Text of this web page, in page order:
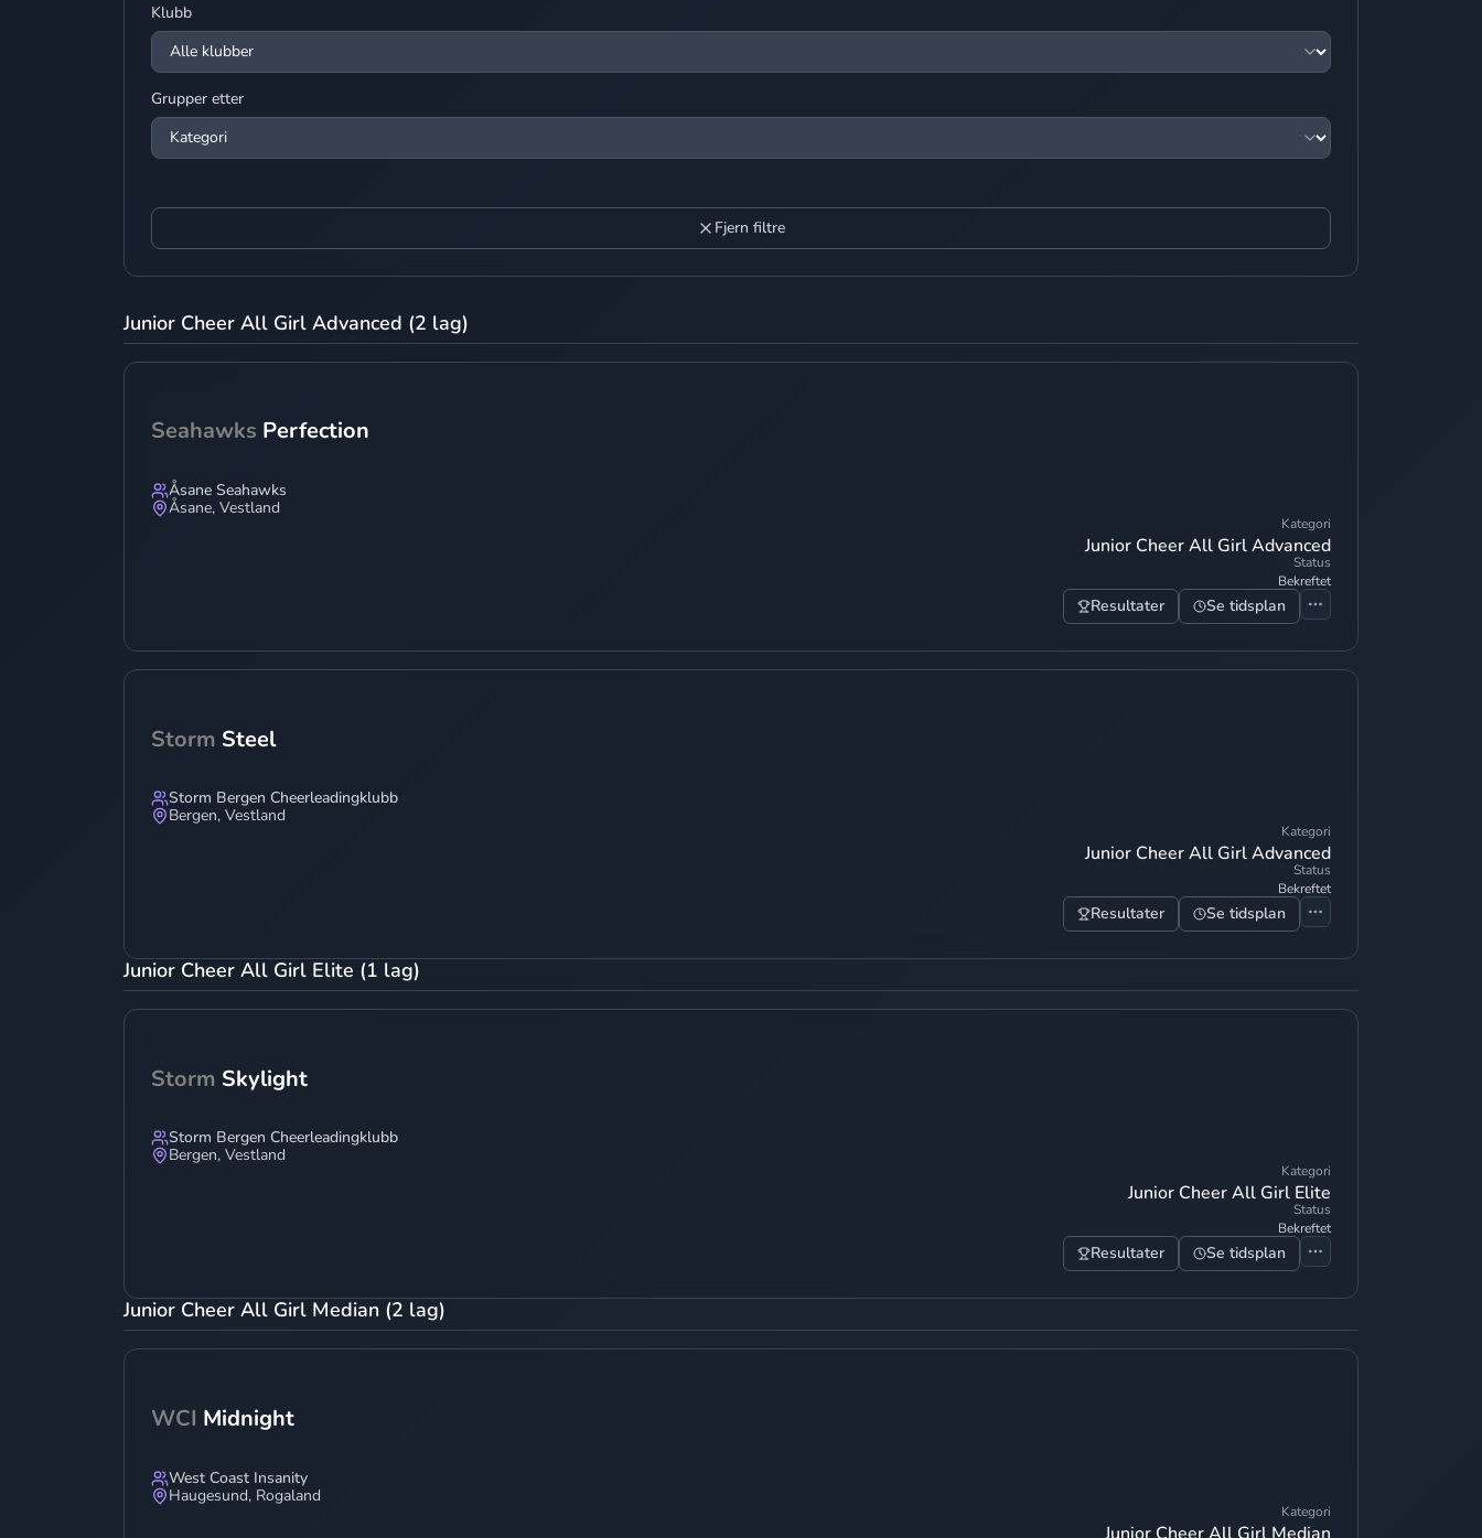
Klubb
Grupper etter
Fjern filtre
Junior Cheer All Girl Advanced (2 lag)
Seahawks Perfection
Åsane Seahawks
Åsane, Vestland
Kategori
Junior Cheer All Girl Advanced
Status
Bekreftet
Resultater Se tidsplan
Storm Steel
Storm Bergen Cheerleadingklubb
Bergen, Vestland
Kategori
Junior Cheer All Girl Advanced
Status
Bekreftet
Resultater Se tidsplan
Junior Cheer All Girl Elite (1 lag)
Storm Skylight
Storm Bergen Cheerleadingklubb
Bergen, Vestland
Kategori
Junior Cheer All Girl Elite
Status
Bekreftet
Resultater Se tidsplan
Junior Cheer All Girl Median (2 lag)
WCI Midnight
West Coast Insanity
Haugesund, Rogaland
Kategori
Junior Cheer All Girl Median